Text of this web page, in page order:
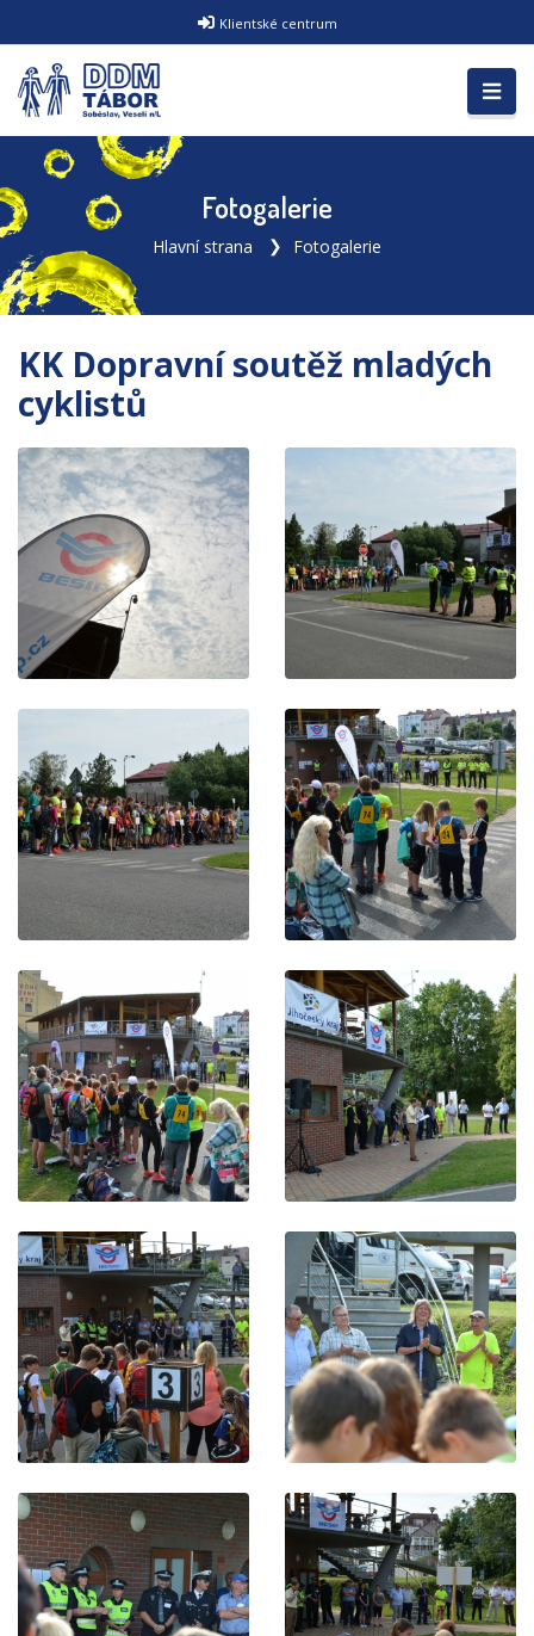
Klientské centrum
Fotogalerie
Hlavní strana Fotogalerie
KK Dopravní soutěž mladých
cyklistů